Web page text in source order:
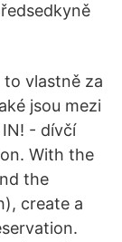
to vlastně za
jsou mezi
- dívčí
With the
the
create a